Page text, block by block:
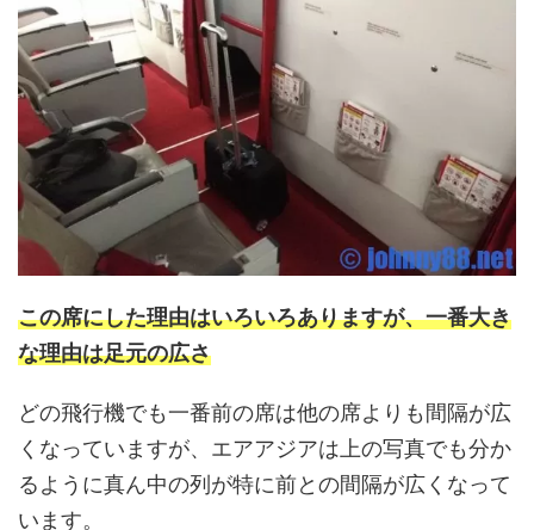
この席にした理由はいろいろありますが、一番大き
な理由は足元の広さ
どの飛行機でも一番前の席は他の席よりも間隔が広
くなっていますが、エアアジアは上の写真でも分か
るように真ん中の列が特に前との間隔が広くなって
います。